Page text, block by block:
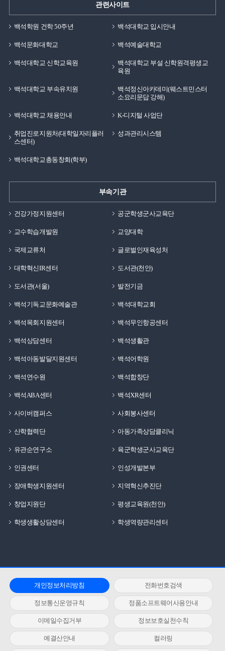
관련사이트
백석학원 건학 50주년 백석대학교 입시안내
백석문화대학교 백석예술대학교
백석대학교 신학교육원
백석대학교 부설 신학원격평생교
육원
백석대학교 부속유치원
백석정신아카데미(웨스트민스터
소요리문답 강해)
백석대학교 채용안내 K-디지털 사업단
취업진로지원처(대학일자리플러
스센터)
성과관리시스템
백석대학교총동창회(학부)
부속기관
건강가정지원센터 공군학생군사교육단
교수학습개발원 교양대학
국제교류처 글로벌인재육성처
대학혁신IR센터 도서관(천안)
도서관(서울) 발전기금
백석기독교문화예술관 백석대학교회
백석목회지원센터 백석무인항공센터
백석상담센터 백석생활관
백석아동발달지원센터 백석어학원
백석연수원 백석합창단
백석ABA센터 백석XR센터
사이버캠퍼스 사회봉사센터
산학협력단 아동가족상담클리닉
유관순연구소 육군학생군사교육단
인권센터 인성개발본부
장애학생지원센터 지역혁신추진단
창업지원단 평생교육원(천안)
학생생활상담센터 학생역량관리센터
개인정보처리방침 전화번호검색
정보통신운영규칙 정품소프트웨어사용안내
이메일수집거부 정보보호실천수칙
예결산안내 컬러링